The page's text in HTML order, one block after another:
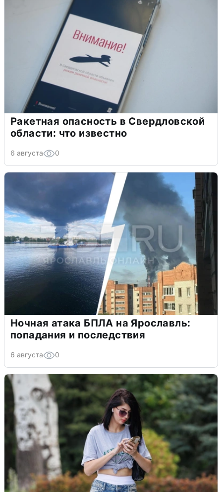
Ракетная опасность в Свердловской
области: что известно
6 августа 0
Ночная атака БПЛА на Ярославль:
попадания и последствия
6 августа 0